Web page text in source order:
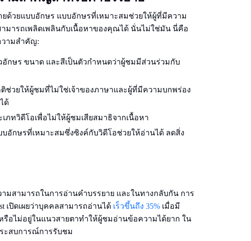
ยด้วยแบบอักษร แบบอักษรที่เหมาะสมช่วยให้ผู้ที่มีความ
มารถเพลิดเพลินกับเนื้อหาของคุณได้ นั่นไม่ใช่มัน นี่คือ
วามสําคัญ:
กษร ขนาด และสีเป็นตัวกําหนดว่าผู้ชมมีส่วนร่วมกับ
ช่วยให้ผู้ชมที่ไม่ใช่เจ้าของภาษาและผู้ที่มีความบกพร่อง
ด้
ภทวิดีโอเพื่อไม่ให้ผู้ชมเสียสมาธิจากเนื้อหา
บอักษรที่เหมาะสมซึ่งซิงค์กับวิดีโอช่วยให้อ่านได้ ลดสิ่ง
สามารถในการอ่านคําบรรยาย และในทางกลับกัน การ
เปิดเผยว่าบุคคลสามารถอ่านได้ เร็วขึ้นถึง 35% เมื่อมี
รือไม่อยู่ในแนวสายตาทําให้ผู้ชมอ่านข้อความได้ยาก ใน
ะสบการณ์การรับชม